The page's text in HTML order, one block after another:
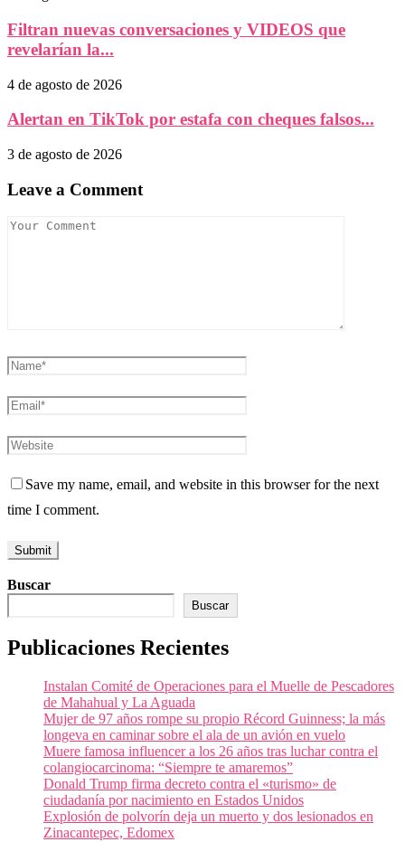
Filtran nuevas conversaciones y VIDEOS que
revelarían la...
4 de agosto de 2026
Alertan en TikTok por estafa con cheques falsos...
3 de agosto de 2026
Leave a Comment
Save my name, email, and website in this browser for the next
time I comment.
Buscar
Buscar
Publicaciones Recientes
Instalan Comité de Operaciones para el Muelle de Pescadores
de Mahahual y La Aguada
Mujer de 97 años rompe su propio Récord Guinness; la más
longeva en caminar sobre el ala de un avión en vuelo
Muere famosa influencer a los 26 años tras luchar contra el
colangiocarcinoma: “Siempre te amaremos”
Donald Trump firma decreto contra el «turismo» de
ciudadanía por nacimiento en Estados Unidos
Explosión de polvorín deja un muerto y dos lesionados en
Zinacantepec, Edomex